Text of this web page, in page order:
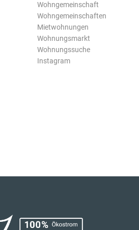
Wohngemeinschaft
Wohngemeinschaften
Mietwohnungen
Wohnungsmarkt
Wohnungssuche
Instagram